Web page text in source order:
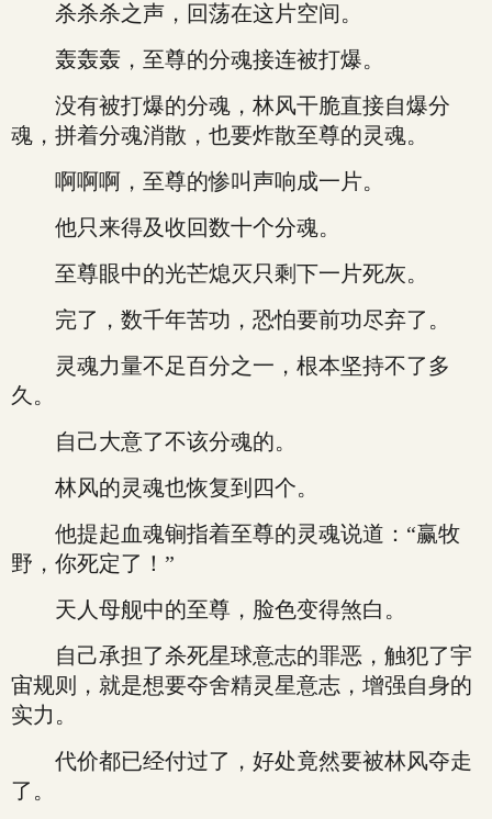
杀杀杀之声，回荡在这片空间。
轰轰轰，至尊的分魂接连被打爆。
没有被打爆的分魂，林风干脆直接自爆分
魂，拼着分魂消散，也要炸散至尊的灵魂。
啊啊啊，至尊的惨叫声响成一片。
他只来得及收回数十个分魂。
至尊眼中的光芒熄灭只剩下一片死灰。
完了，数千年苦功，恐怕要前功尽弃了。
灵魂力量不足百分之一，根本坚持不了多
久。
自己大意了不该分魂的。
林风的灵魂也恢复到四个。
他提起血魂锏指着至尊的灵魂说道：“赢牧
野，你死定了！”
天人母舰中的至尊，脸色变得煞白。
自己承担了杀死星球意志的罪恶，触犯了宇
宙规则，就是想要夺舍精灵星意志，增强自身的
实力。
代价都已经付过了，好处竟然要被林风夺走
了。